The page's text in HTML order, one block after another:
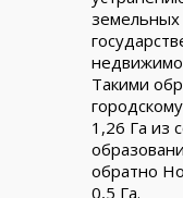
земельных
Такими
1,26 Га из
обратно
0,5 Га.